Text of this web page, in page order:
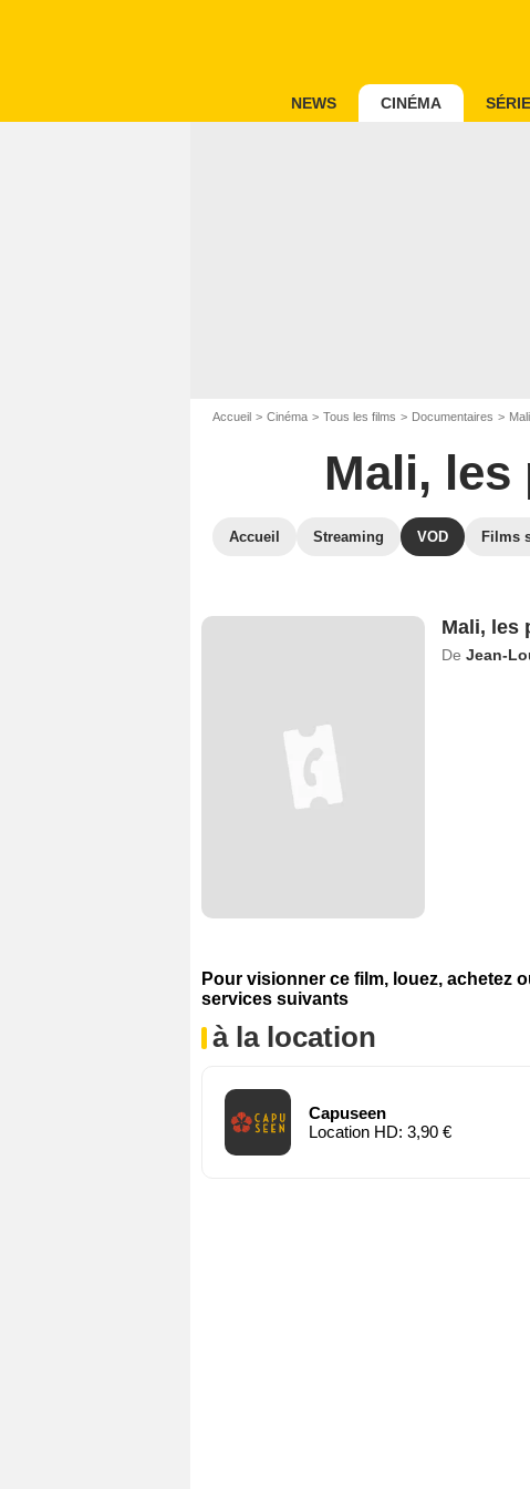
NEWS CINÉMA
Accueil Cinéma Tous les films Documentaires
Mali,
Accueil Streaming VOD Films
Mali, les
De Jean-
Pour visionner ce film, louez, achetez
services suivants
à la location
Capuseen
Location HD: 3,90 €